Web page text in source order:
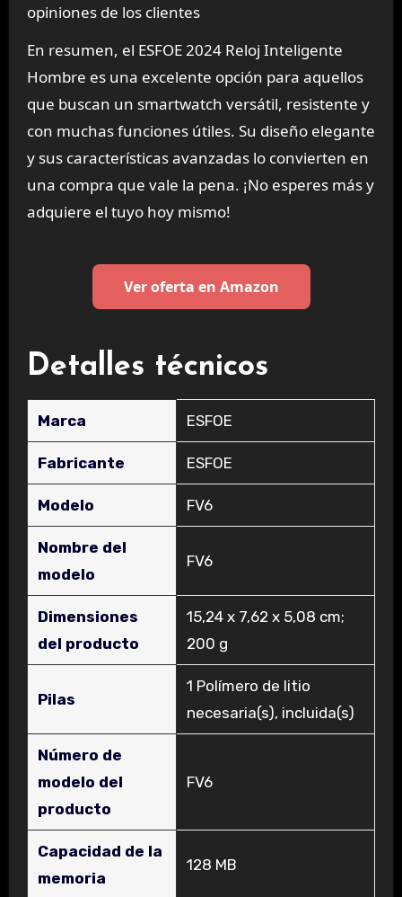
opiniones de los clientes
En resumen, el ESFOE 2024 Reloj Inteligente
Hombre es una excelente opción para aquellos
que buscan un smartwatch versátil, resistente y
con muchas funciones útiles. Su diseño elegante
y sus características avanzadas lo convierten en
una compra que vale la pena. ¡No esperes más y
adquiere el tuyo hoy mismo!
Ver oferta en Amazon
Detalles técnicos
Marca ‎ESFOE
Fabricante ‎ESFOE
Modelo ‎FV6
Nombre del
modelo
‎FV6
Dimensiones
del producto
‎15,24 x 7,62 x 5,08 cm;
200 g
Pilas
‎1 Polímero de litio
necesaria(s), incluida(s)
Número de
modelo del
producto
‎FV6
Capacidad de la
memoria
‎128 MB